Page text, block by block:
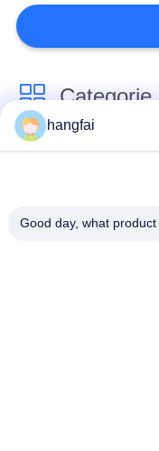
Categorie
hangfai
Good day, what